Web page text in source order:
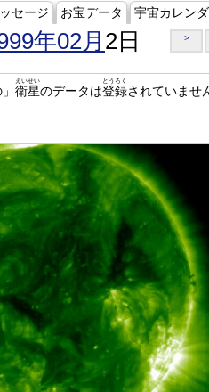
セージ お宝データ 宇宙カレン
年02月 2日 >
衛星
えいせい
のデータは登録
とうろく
されていませ